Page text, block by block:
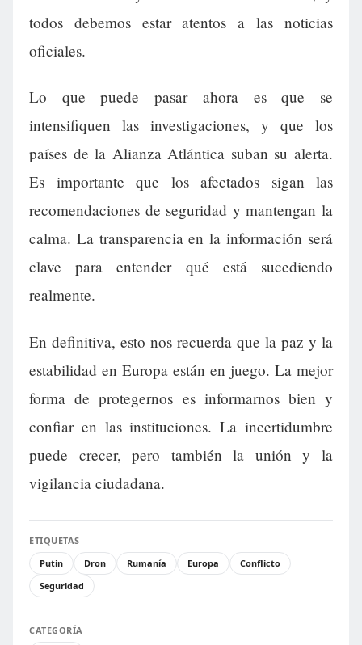
todos debemos estar atentos a las noticias
oficiales.
Lo que puede pasar ahora es que se
intensifiquen las investigaciones, y que los
países de la Alianza Atlántica suban su alerta.
Es importante que los afectados sigan las
recomendaciones de seguridad y mantengan la
calma. La transparencia en la información será
clave para entender qué está sucediendo
realmente.
En definitiva, esto nos recuerda que la paz y la
estabilidad en Europa están en juego. La mejor
forma de protegernos es informarnos bien y
confiar en las instituciones. La incertidumbre
puede crecer, pero también la unión y la
vigilancia ciudadana.
ETIQUETAS
Putin
Dron Rumanía Europa
Conflicto
Seguridad
CATEGORÍA